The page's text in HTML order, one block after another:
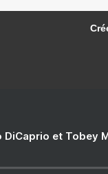
DiCaprio et Tobey